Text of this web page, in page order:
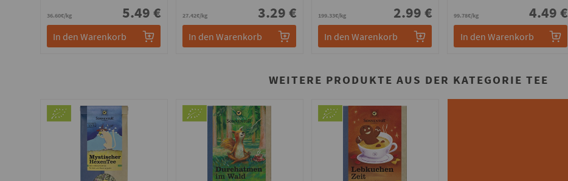
36.60€/kg 5.49 €
In den Warenkorb
27.42€/kg 3.29 €
In den Warenkorb
199.33€/kg 2.99 €
In den Warenkorb
99.78€/kg 4.49 €
In den Warenkorb
WEITERE PRODUKTE AUS DER KATEGORIE TEE